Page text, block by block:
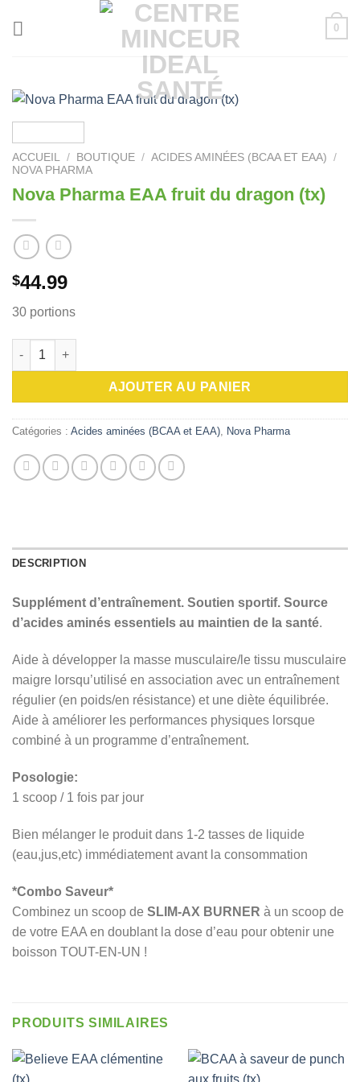
0
ACCUEIL / BOUTIQUE / ACIDES AMINÉES (BCAA ET EAA)
/
NOVA PHARMA
Nova Pharma EAA fruit du dragon (tx)
$44.99
30 portions
quantité de Nova Pharma EAA fruit du dragon (tx)
AJOUTER AU PANIER
Catégories : Acides aminées (BCAA et EAA), Nova Pharma
DESCRIPTION
Supplément d’entraînement. Soutien sportif. Source
d’acides aminés essentiels au maintien de la santé.
Aide à développer la masse musculaire/le tissu musculaire
maigre lorsqu’utilisé en association avec un entraînement
régulier (en poids/en résistance) et une diète équilibrée.
Aide à améliorer les performances physiques lorsque
combiné à un programme d’entraînement.
Posologie:
1 scoop / 1 fois par jour
Bien mélanger le produit dans 1-2 tasses de liquide
(eau,jus,etc) immédiatement avant la consommation
*Combo Saveur*
Combinez un scoop de SLIM-AX BURNER à un scoop de
de votre EAA en doublant la dose d’eau pour obtenir une
boisson TOUT-EN-UN !
PRODUITS SIMILAIRES